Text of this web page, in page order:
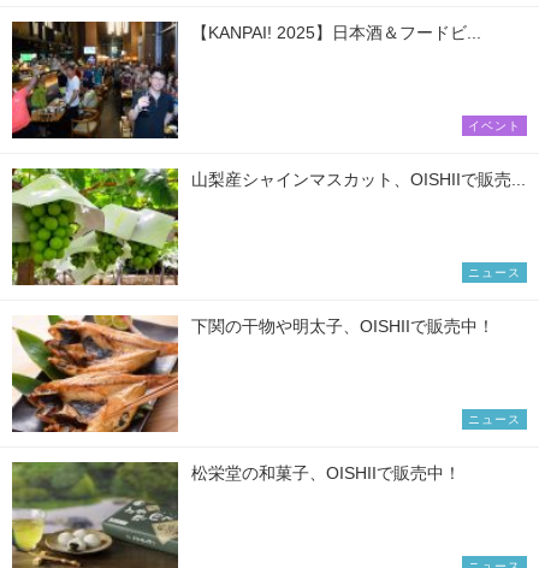
【KANPAI! 2025】日本酒＆フードビ...
イベント
山梨産シャインマスカット、OISHIIで販売...
ニュース
下関の干物や明太子、OISHIIで販売中！
ニュース
松栄堂の和菓子、OISHIIで販売中！